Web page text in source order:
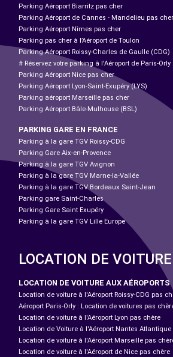
Parking Aéroport Biarritz pas cher
Parking Aéroport de Cannes - Mandelieu pas cher
Parking Aéroport Nîmes pas cher
Parking pas cher à l’Aéroport de Toulon
Parking Aéroport Roissy-Charles de Gaulle (CDG)
# Réservez votre parking à l'Aéroport de Paris-
Parking Aéroport Nice pas cher
Parking Aéroport Lyon-Saint-Exupéry (LYS)
Parking aéroport Marseille pas cher
Parking Aéroport Bâle-Mulhouse (BSL)
PARKING GARE EN FRANCE
Parking à la gare TGV Roissy-CDG
Parking Gare Aix-en-Provence
Parking à la gare TGV Avignon
Parking à la gare TGV Marne-la-Vallée
Parking à la gare TGV Bordeaux Saint-Jean
Parking gare Saint-Charles
Parking Gare Saint Exupéry
Parking à la gare TGV Lille Europe
LOCATION DE VOITURE
LOCATION DE VOITURE AUX AÉROPORTS
Location de voiture à l'Aéroport Roissy-CDG pas
Aéroport Paris-Orly : Location de voitures pas
Location de voiture à l'Aéroport Lyon pas chère
Location de Voiture à l'Aéroport Nantes Atlantique
Location de voiture à l'Aéroport Marseille pas
Location de voiture à l'Aéroport de Nice pas chère